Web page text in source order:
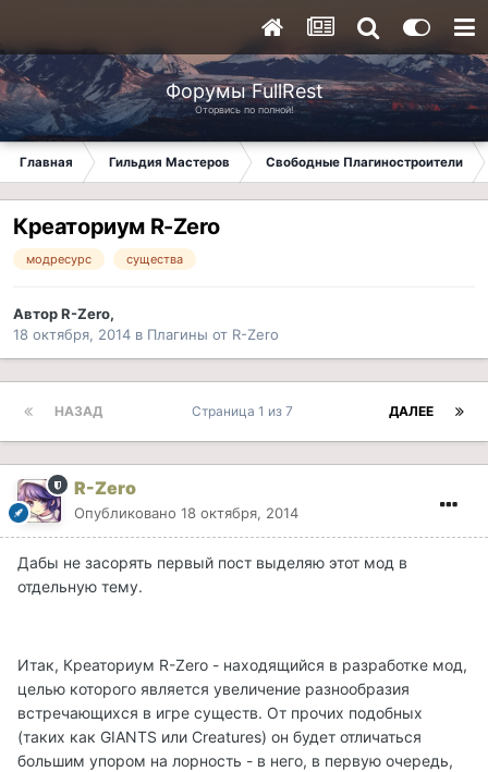
Форумы FullRest
Оторвись по полной!
Главная Гильдия Мастеров Свободные Плагиностроители
Креаториум R-Zero
модресурс существа
АвторR-Zero,
18 октября, 2014 в Плагины от R-Zero
НАЗАД ДАЛЕЕ
Страница 1 из 7
R-Zero
Опубликовано 18 октября, 2014
Дабы не засорять первый пост выделяю этот мод в
отдельную тему.
Итак, Креаториум R-Zero - находящийся в разработке мод,
целью которого является увеличение разнообразия
встречающихся в игре существ. От прочих подобных
(таких как GIANTS или Creatures) он будет отличаться
большим упором на лорность - в него, в первую очередь,